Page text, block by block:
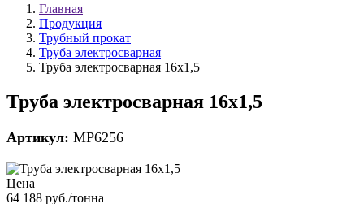
Главная
Продукция
Трубный прокат
Труба электросварная
Труба электросварная 16х1,5
Труба электросварная 16х1,5
Артикул: MP6256
Цена
64 188 руб./тонна